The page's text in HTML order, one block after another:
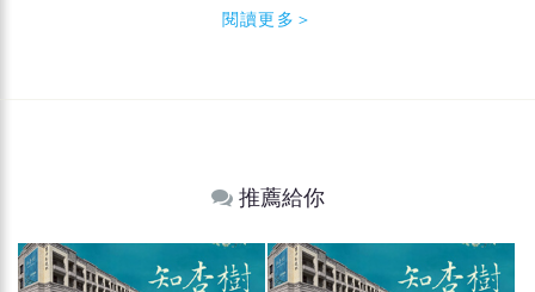
閱讀更多＞
推薦給你